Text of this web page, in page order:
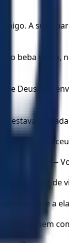
A sua
beba
Deus que
estava
que me
—
o modo de
eu disse a
forte, nem